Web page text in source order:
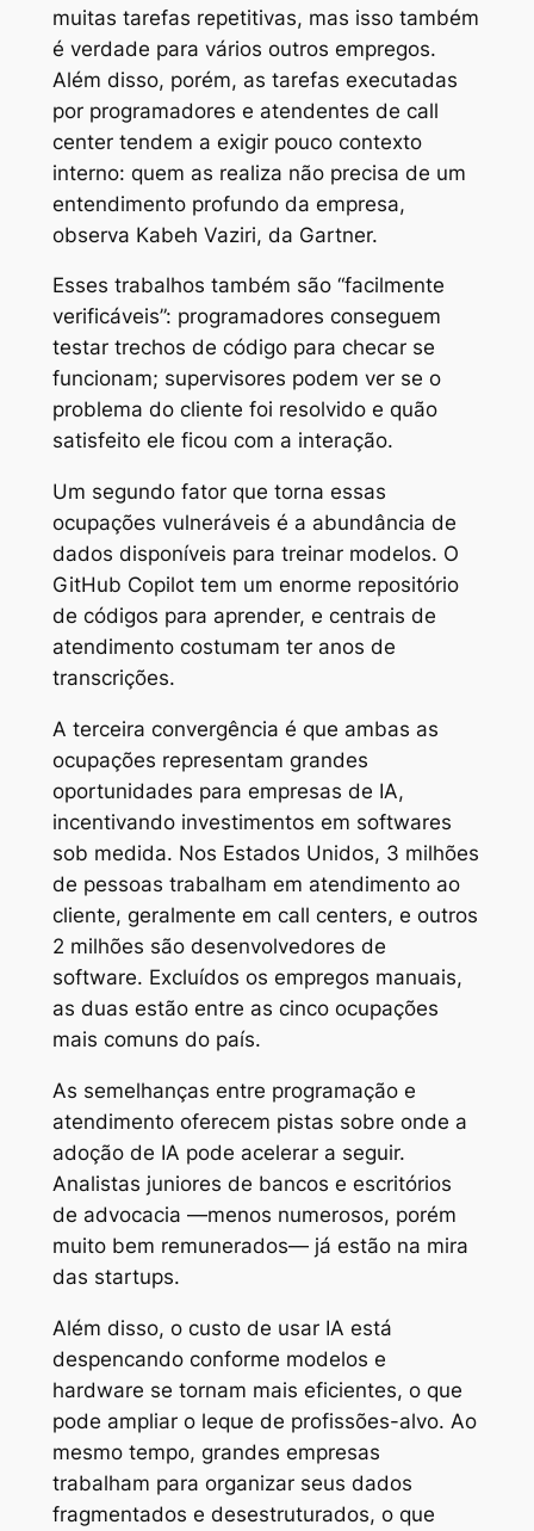
muitas tarefas repetitivas, mas isso também
é verdade para vários outros empregos.
Além disso, porém, as tarefas executadas
por programadores e atendentes de call
center tendem a exigir pouco contexto
interno: quem as realiza não precisa de um
entendimento profundo da empresa,
observa Kabeh Vaziri, da Gartner.
Esses trabalhos também são “facilmente
verificáveis”: programadores conseguem
testar trechos de código para checar se
funcionam; supervisores podem ver se o
problema do cliente foi resolvido e quão
satisfeito ele ficou com a interação.
Um segundo fator que torna essas
ocupações vulneráveis é a abundância de
dados disponíveis para treinar modelos. O
GitHub Copilot tem um enorme repositório
de códigos para aprender, e centrais de
atendimento costumam ter anos de
transcrições.
A terceira convergência é que ambas as
ocupações representam grandes
oportunidades para empresas de IA,
incentivando investimentos em softwares
sob medida. Nos Estados Unidos, 3 milhões
de pessoas trabalham em atendimento ao
cliente, geralmente em call centers, e outros
2 milhões são desenvolvedores de
software. Excluídos os empregos manuais,
as duas estão entre as cinco ocupações
mais comuns do país.
As semelhanças entre programação e
atendimento oferecem pistas sobre onde a
adoção de IA pode acelerar a seguir.
Analistas juniores de bancos e escritórios
de advocacia —menos numerosos, porém
muito bem remunerados— já estão na mira
das startups.
Além disso, o custo de usar IA está
despencando conforme modelos e
hardware se tornam mais eficientes, o que
pode ampliar o leque de profissões-alvo. Ao
mesmo tempo, grandes empresas
trabalham para organizar seus dados
fragmentados e desestruturados, o que